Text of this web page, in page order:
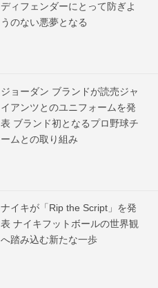
ディフェンダーにとって防ぎよ
うのない悪夢となる
ジョーダン ブランドが読売ジャ
イアンツとのユニフォームを発
表 ブランド初となるプロ野球チ
ームとの取り組み
ナイキが「Rip the Script」を発
表 ナイキフットボールの世界観
へ踏み込む新たな一歩